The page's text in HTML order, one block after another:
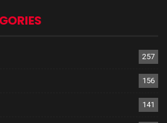
257
156
141